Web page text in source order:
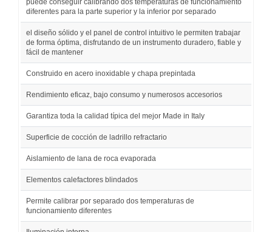
puede conseguir calibrando dos temperaturas de funcionamiento
diferentes para la parte superior y la inferior por separado
el diseño sólido y el panel de control intuitivo le permiten trabajar
de forma óptima, disfrutando de un instrumento duradero, fiable y
fácil de mantener
Construido en acero inoxidable y chapa prepintada
Rendimiento eficaz, bajo consumo y numerosos accesorios
Garantiza toda la calidad típica del mejor Made in Italy
Superficie de cocción de ladrillo refractario
Aislamiento de lana de roca evaporada
Elementos calefactores blindados
Permite calibrar por separado dos temperaturas de
funcionamiento diferentes